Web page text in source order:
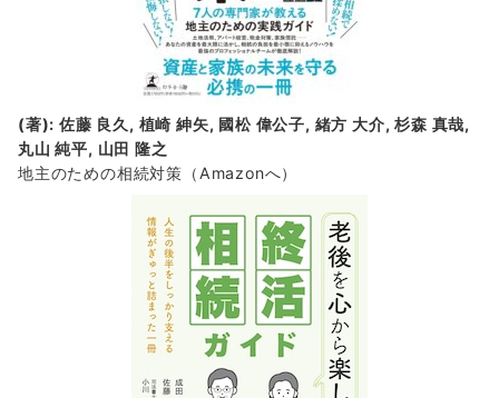
(著): 佐藤 良久, 植崎 紳矢, 國松 偉公子, 緒方 大介, 杉森 真哉,
丸山 純平, 山田 隆之
地主のための相続対策 （Amazonへ）